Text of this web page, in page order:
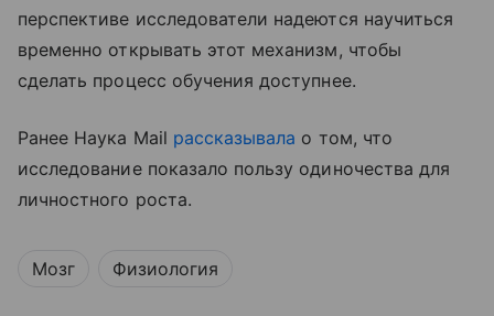
перспективе исследователи надеются научиться
временно открывать этот механизм, чтобы
сделать процесс обучения доступнее.
Ранее Наука Mail рассказывала о том, что
исследование показало пользу одиночества для
личностного роста.
Мозг Физиология